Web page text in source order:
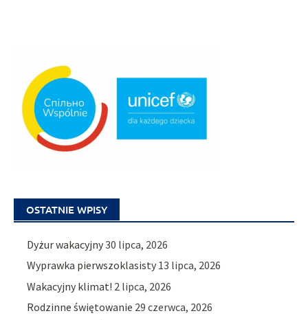
OSTATNIE WPISY
Dyżur wakacyjny30 lipca, 2026
Wyprawka pierwszoklasisty 13 lipca, 2026
Wakacyjny klimat! 2 lipca, 2026
Rodzinne świętowanie 29 czerwca, 2026